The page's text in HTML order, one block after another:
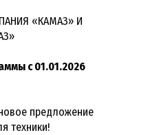
«КАМАЗ» И
с 01.01.2026
предложение
техники!